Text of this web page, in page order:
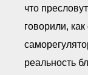
что
говорили,
реальность